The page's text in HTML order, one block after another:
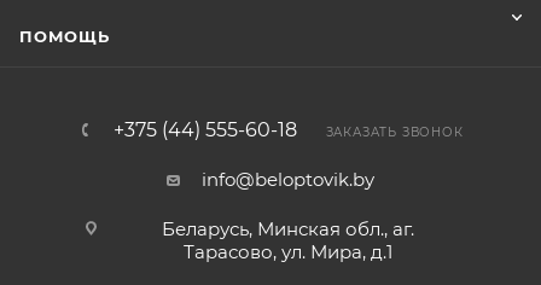
ПОМОЩЬ
+375 (44) 555-60-18 ЗАКАЗАТЬ ЗВОНОК
info@beloptovik.by
Беларусь, Минская обл., аг.
Тарасово, ул. Мира, д.1